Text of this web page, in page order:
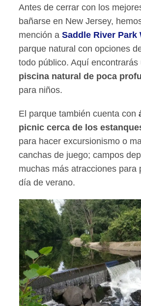
Antes de cerrar con los
bañarse en New Jersey,
mención aSaddle River Park
parque natural con opciones
todo público. Aquí
piscina natural de poca
para niños.
El parque también cuenta con
picnic cerca de los
para hacer excursionismo o
canchas de juego; campos
muchas más atracciones para
día de verano.